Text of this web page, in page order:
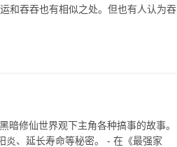
和吞吞也有相似之处。但也有人认为吞
暗修仙世界观下主角各种搞事的故事。
炎、延长寿命等秘密。 - 在《最强家